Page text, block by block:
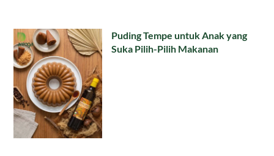
Puding Tempe untuk Anak yang
Suka Pilih-Pilih Makanan